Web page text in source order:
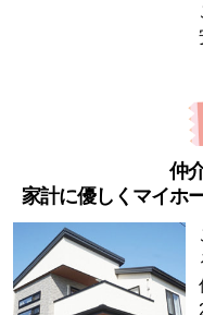
仲
家計に優しくマイホ